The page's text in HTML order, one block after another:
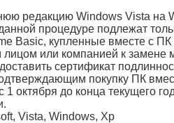
редакцию Windows Vista
процедуре подлежат
Basic, купленные вместе с
или компанией к замене
сертификат
покупку ПК
октября до конца текущего
, Vista, Windows, Xp